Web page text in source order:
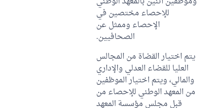
للإحصاء مختصين في
الإحصاء وممثل عن
الصحافيين.
يتم اختيار القضاة من المجالس
العليا للقضاء العدلي والإداري
والمالي، ويتم اختيار الموظفين
من المعهد الوطني للإحصاء من
قبل مجلس مؤسسة المعهد